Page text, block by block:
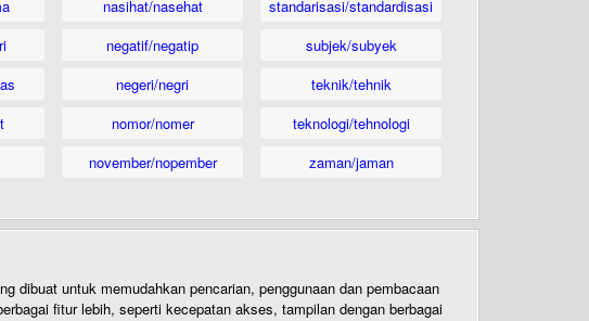
nasihat/nasehat
negatif/negatip
negeri/negri
nomor/nomer
november/nopember
standarisasi/standardisasi
subjek/subyek
teknik/tehnik
teknologi/tehnologi
zaman/jaman
dibuat untuk memudahkan pencarian, penggunaan dan pembacaan
fitur lebih, seperti kecepatan akses, tampilan dengan berbagai